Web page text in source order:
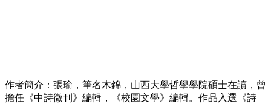
作者簡介：張瑜，筆名木錦，山西大學哲學學院碩士在讀，曾
擔任《中詩微刊》編輯，《校園文學》編輯。作品入選《詩